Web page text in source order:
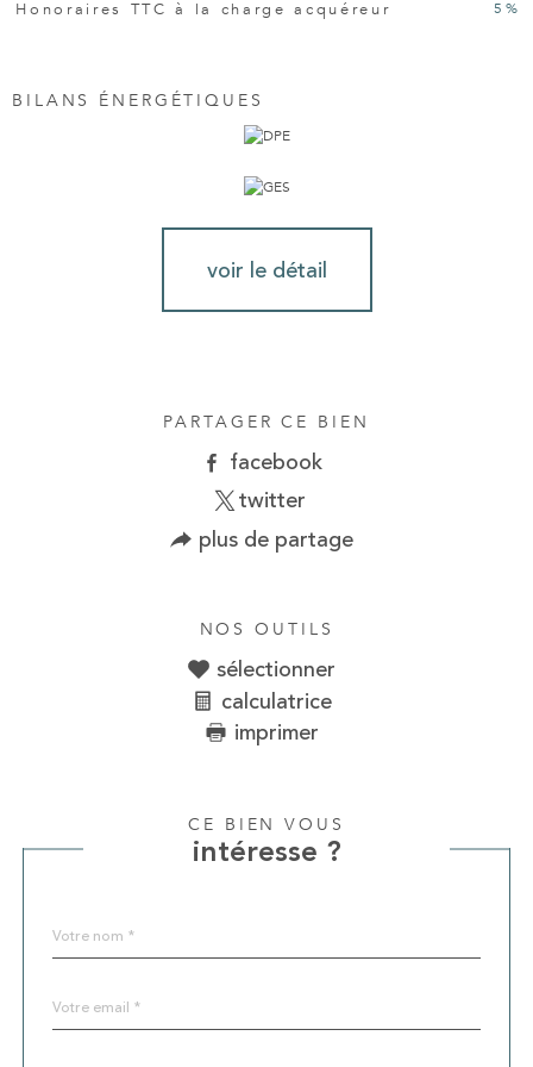
Honoraires TTC à la charge acquéreur 5 %
BILANS ÉNERGÉTIQUES
voir le détail
PARTAGER CE BIEN
facebook
twitter
plus de partage
NOS OUTILS
sélectionner
calculatrice
imprimer
CE BIEN VOUS
intéresse ?
Fieldset
par
*
*